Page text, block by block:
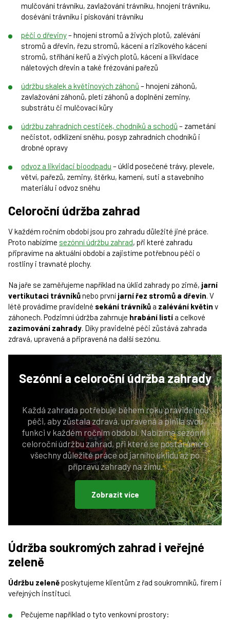
mulčování trávníku, zavlažování trávníku, hnojení trávníku,
dosévání trávníku i pískování trávníku
péči o dřeviny– hnojení stromů a živých plotů, zalévání
stromů a dřevin, řezu stromů, kácení a rizikového kácení
stromů, stříhání keřů a živých plotů, kácení a likvidace
náletových dřevin a také frézování pařezů
údržbu skalek a květinových záhonů – hnojení záhonů,
zavlažování záhonů, pletí záhonů a doplnění zeminy,
substrátu či mulčovací kůry
údržbu zahradních cestiček, chodníků a schodů – zametání
nečistot, odklízení sněhu, posyp zahradních chodníků i
drobné opravy
odvoz a likvidaci bioodpadu – úklid posečené trávy, plevele,
větví, pařezů, zeminy, štěrku, kamení, suti a stavebního
materiálu i odvoz sněhu
Celoroční údržba zahrad
V každém ročním období jsou pro zahradu důležité jiné práce.
Proto nabízíme sezónní údržbu zahrad, při které zahradu
připravíme na aktuální období a zajistíme potřebnou péči o
rostliny i travnaté plochy.
Na jaře se zaměřujeme například na úklid zahrady po zimě, jarní
vertikutaci trávníkůnebo první jarní řez stromů a dřevin. V
létě provádíme pravidelné sekání trávníků a zalévání květin v
záhonech. Podzimní údržba zahrnuje hrabání listí a celkové
zazimování zahrady. Díky pravidelné péči zůstává zahrada
zdravá, upravená a připravená na další sezónu.
Sezónní a celoroční údržbazahrady
Každá zahrada potřebuje během roku pravidelnou
péči, aby zůstala zdravá, upravená a plnila svou
funkci v každém ročním období. Nabízíme sezónní i
celoroční údržbu zahrad, při které se postaráme o
všechny důležité práce od jarního úklidu až po
přípravu zahrady na zimu.
Zobrazit více
Údržba soukromých zahrad i veřejné
zeleně
Údržbu zeleněposkytujeme klientům z řad soukromníků, firem i
veřejných institucí.
Pečujeme například o tyto venkovní prostory: